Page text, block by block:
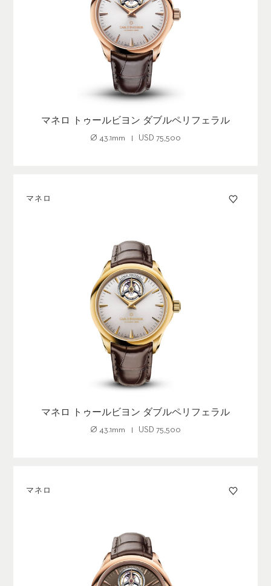
マネロ トゥールビヨン ダブルペリフェラル
Ø 43.1mm USD 75,500
マネロ
マネロ トゥールビヨン ダブルペリフェラル
Ø 43.1mm USD 75,500
マネロ